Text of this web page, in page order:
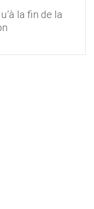
la fin de la